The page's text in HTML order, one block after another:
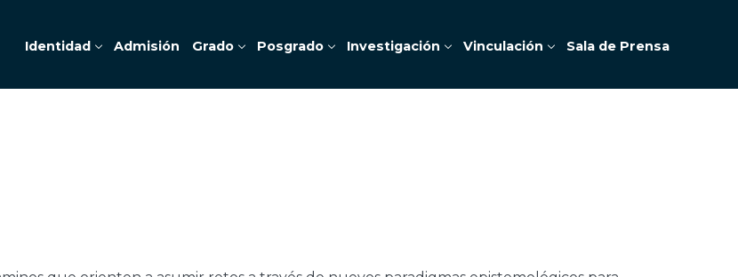
Identidad Admisión Grado Posgrado Investigación Vinculación Sala de Prensa